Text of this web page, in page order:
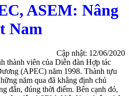
ASEM: Nâng
Nam
Cập nhật: 12/06/2020
thành viên của Diễn đàn Hợp tác
(APEC) năm 1998. Thành tựu
năm qua đã khẳng định chủ
đắn, đúng thời điểm. Bên cạnh đó,